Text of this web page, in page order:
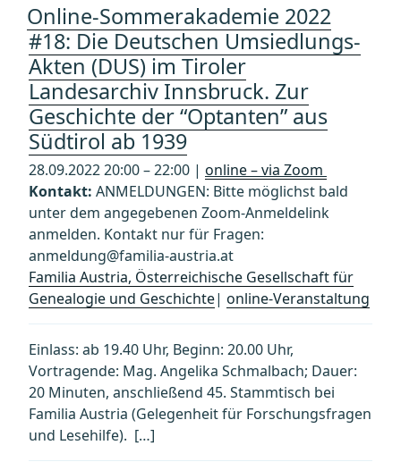
Online-Sommerakademie 2022
#18: Die Deutschen Umsiedlungs-
Akten (DUS) im Tiroler
Landesarchiv Innsbruck. Zur
Geschichte der “Optanten” aus
Südtirol ab 1939
28.09.2022 20:00 – 22:00 | online – via Zoom
Kontakt: ANMELDUNGEN: Bitte möglichst bald
unter dem angegebenen Zoom-Anmeldelink
anmelden. Kontakt nur für Fragen:
anmeldung@familia-austria.at
Familia Austria, Österreichische Gesellschaft für
Genealogie und Geschichte| online-Veranstaltung
Einlass: ab 19.40 Uhr, Beginn: 20.00 Uhr,
Vortragende: Mag. Angelika Schmalbach; Dauer:
20 Minuten, anschließend 45. Stammtisch bei
Familia Austria (Gelegenheit für Forschungsfragen
und Lesehilfe). […]